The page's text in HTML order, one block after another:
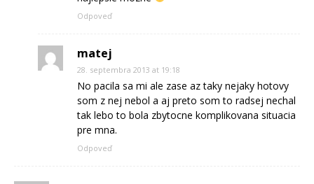
Odpoveď
matej
28. septembra 2013 at 19:18
No pacila sa mi ale zase az taky nejaky hotovy
som z nej nebol a aj preto som to radsej nechal
tak lebo to bola zbytocne komplikovana situacia
pre mna.
Odpoveď